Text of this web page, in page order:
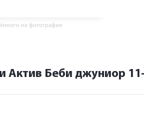
на фотографии
Актив Беби джуниор